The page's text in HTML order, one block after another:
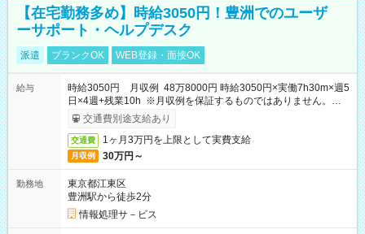
【在宅勤務多め】時給3050円！豊洲でのユーザ
ーサポート・ヘルプデスク
派遣 ブランクOK WEB登録・面接OK
給与
時給3050円 月収例 48万8000円 時給3050円×実働7h30m×週5
日×4週+残業10h ※月収例を保証するものではありません。※給
与即受取りサービス利用可（利用条件有）
交通費別途支給あり
交通費 1ヶ月3万円を上限として実費支給
月収例 30万円～
勤務地
東京都江東区
豊洲駅から徒歩2分
情報処理サ－ビス